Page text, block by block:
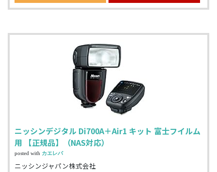
ニッシンデジタル Di700A＋Air1 キット 富士フイルム
用 【正規品】（NAS対応）
posted with カエレバ
ニッシンジャパン株式会社